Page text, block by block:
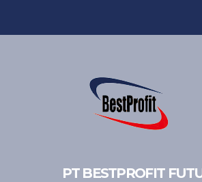
PT BESTPROFIT